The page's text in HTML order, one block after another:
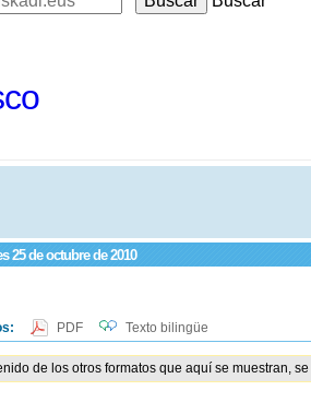
25 de octubre de 2010
PDF Texto bilingüe
de los otros formatos que aquí se muestran,